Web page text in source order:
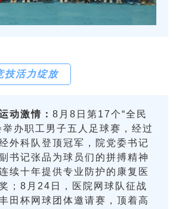
技活力绽放
动激情： 8月8日第17个“全民
举办职工男子五人足球赛，经过
外科队登顶冠军，院党委书记
书记张品为球员们的拼搏精神
续十年提供专业防护的康复医
；8月24日，医院网球队征战
田杯网球团体邀请赛，顶着高